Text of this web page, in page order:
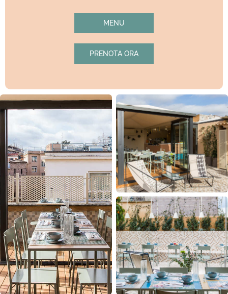
MENU
PRENOTA ORA